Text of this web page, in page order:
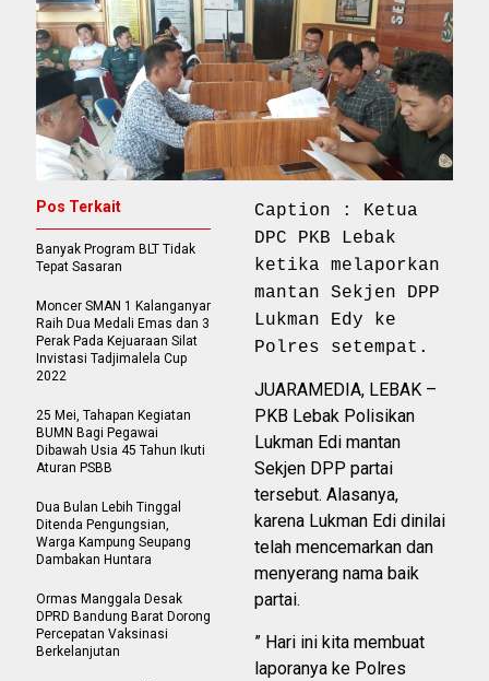
Caption : Ketua
DPC PKB Lebak
ketika melaporkan
mantan Sekjen DPP
Lukman Edy ke
Polres setempat.
JUARAMEDIA, LEBAK –
PKB Lebak Polisikan
Lukman Edi mantan
Sekjen DPP partai
tersebut. Alasanya,
karena Lukman Edi dinilai
telah mencemarkan dan
menyerang nama baik
partai.
” Hari ini kita membuat
laporanya ke Polres
Pos Terkait
Banyak Program BLT Tidak
Tepat Sasaran
Moncer SMAN 1 Kalanganyar
Raih Dua Medali Emas dan 3
Perak Pada Kejuaraan Silat
Invistasi Tadjimalela Cup
2022
25 Mei, Tahapan Kegiatan
BUMN Bagi Pegawai
Dibawah Usia 45 Tahun Ikuti
Aturan PSBB
Dua Bulan Lebih Tinggal
Ditenda Pengungsian,
Warga Kampung Seupang
Dambakan Huntara
Ormas Manggala Desak
DPRD Bandung Barat Dorong
Percepatan Vaksinasi
Berkelanjutan